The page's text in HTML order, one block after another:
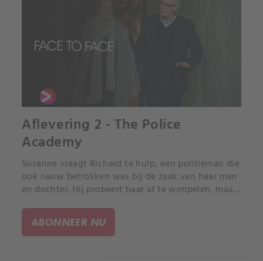
Aflevering 2 - The Police
Academy
Susanne vraagt Richard te hulp, een politieman die
ook nauw betrokken was bij de zaak van haar man
en dochter. Hij probeert haar af te wimpelen, maar
vrouwen vermist te zijn.
ABONNEER NU